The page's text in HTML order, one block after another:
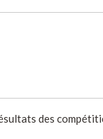
des